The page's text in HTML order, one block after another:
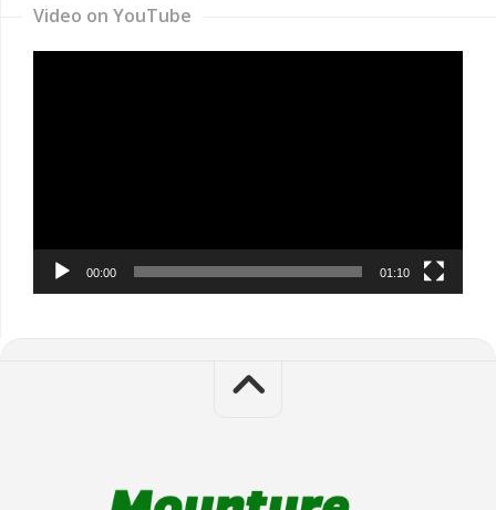
Video on YouTube
00:00 01:10